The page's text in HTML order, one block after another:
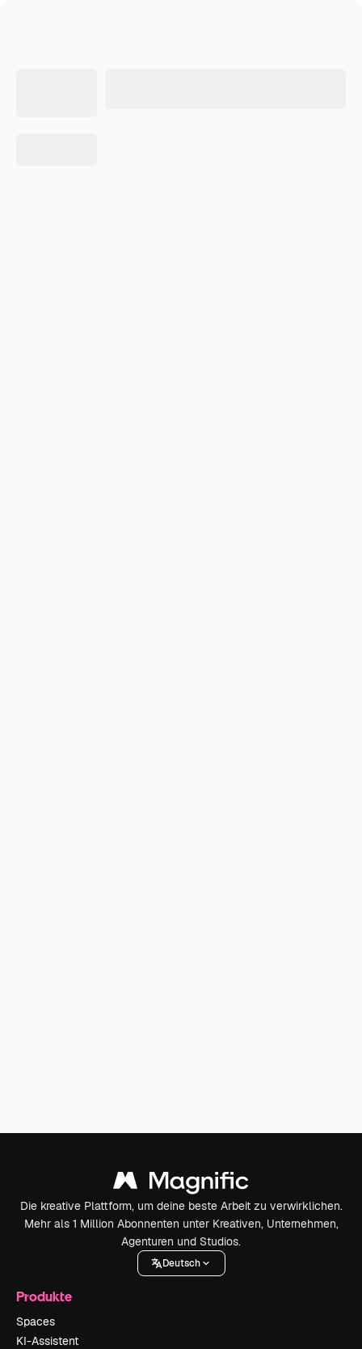
Die kreative Plattform, um deine beste Arbeit zu verwirklichen.
Mehr als 1 Million Abonnenten unter Kreativen, Unternehmen,
Agenturen und Studios.
Deutsch
Produkte
Spaces
KI-Assistent